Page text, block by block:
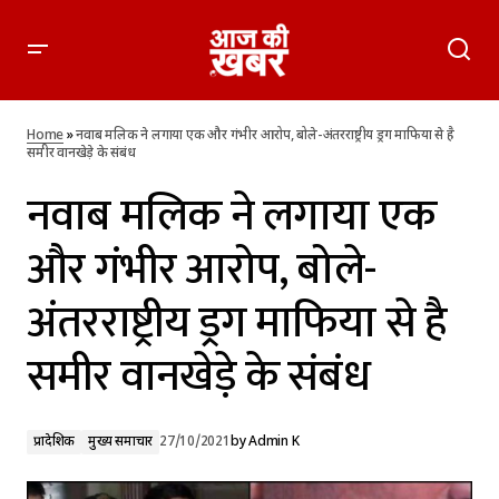
माफिया से है समीर वानखेड़े के संबंध
Home»नवाब मलिक ने लगाया एक और गंभीर आरोप, बोले-अंतरराष्ट्रीय ड्रग माफिया से है
समीर वानखेड़े के संबंध
नवाब मलिक ने लगाया एक
और गंभीर आरोप, बोले-
अंतरराष्ट्रीय ड्रग माफिया से है
समीर वानखेड़े के संबंध
प्रादेशिक मुख्य समाचार 27/10/2021byAdmin K